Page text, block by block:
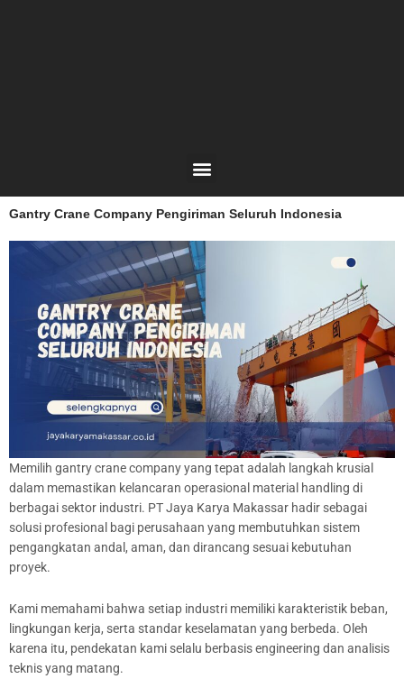
Menu
Gantry Crane Company Pengiriman Seluruh Indonesia
Memilih gantry crane company yang tepat adalah langkah krusial
dalam memastikan kelancaran operasional material handling di
berbagai sektor industri. PT Jaya Karya Makassar hadir sebagai
solusi profesional bagi perusahaan yang membutuhkan sistem
pengangkatan andal, aman, dan dirancang sesuai kebutuhan
proyek.
Kami memahami bahwa setiap industri memiliki karakteristik beban,
lingkungan kerja, serta standar keselamatan yang berbeda. Oleh
karena itu, pendekatan kami selalu berbasis engineering dan analisis
teknis yang matang.